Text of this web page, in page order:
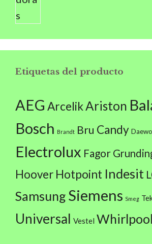
Etiquetas del producto
AEG ArcelikAriston
Bosch Brandt Bru Candy
Electrolux Fagor
Hoover Hotpoint Indesit
Samsung Siemens Smeg
Universal Vestel Whirlpool